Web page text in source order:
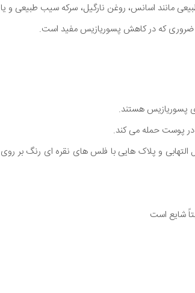
مانند اسانس، روغن نارگیل، سرکه سیب طبیعی و یا
ضروری که در کاهش پسوریازیس مفید است.
پوست حمله می کند.
و پلاک هایی با فلس های نقره ای رنگ بر روی
شایع است